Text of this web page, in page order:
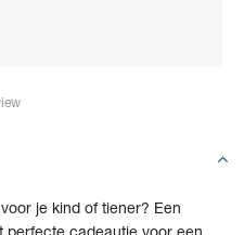
je kind of tiener? Een